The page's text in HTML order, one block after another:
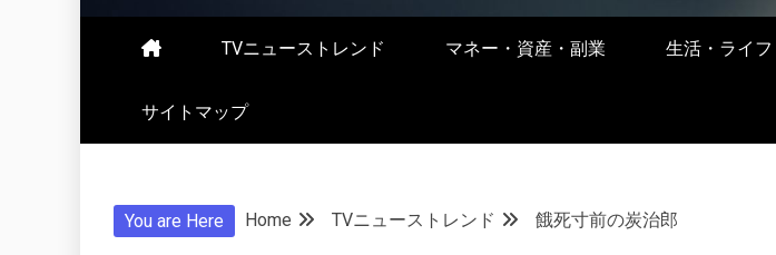
TVニューストレンド マネー・資産・副業 生活・ライフ
サイトマップ
You are Here Home TVニューストレンド 餓死寸前の炭治郎